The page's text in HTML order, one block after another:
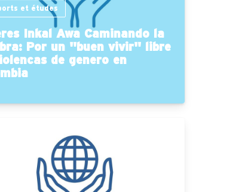
et études
Inkal Awa Caminando la
Por un "buen vivir" libre
de genero en